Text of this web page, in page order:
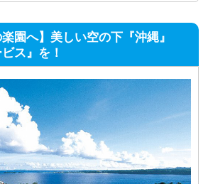
園へ】美しい空の下『沖縄』
ス』を！